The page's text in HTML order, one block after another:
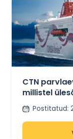
CTN
millistel
ja Itaalia
Postitatud: